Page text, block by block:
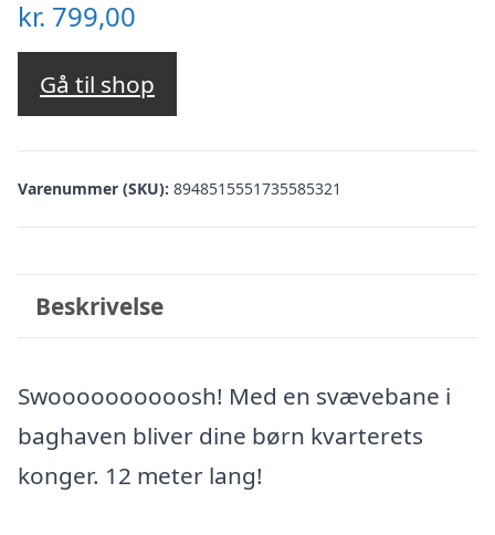
kr. 799,00
Gå til shop
Varenummer (SKU): 8948515551735585321
Beskrivelse
Swoooooooooosh! Med en svævebane i
baghaven bliver dine børn kvarterets
konger. 12 meter lang!